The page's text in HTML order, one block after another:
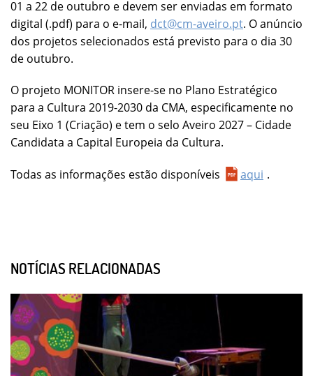
01 a 22 de outubro e devem ser enviadas em formato
digital (.pdf) para o e-mail, dct@cm-aveiro.pt. O anúncio
dos projetos selecionados está previsto para o dia 30
de outubro.
O projeto MONITOR insere-se no Plano Estratégico
para a Cultura 2019-2030 da CMA, especificamente no
seu Eixo 1 (Criação) e tem o selo Aveiro 2027 – Cidade
Candidata a Capital Europeia da Cultura.
Todas as informações estão disponíveis aqui .
NOTÍCIAS RELACIONADAS